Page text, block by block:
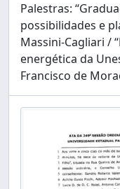
Palestras:
possibilidades e
Massini-Cagliari /
energética da
Francisco de